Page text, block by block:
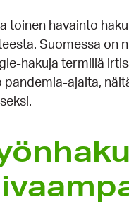
toinen havainto
Suomessa on
hakuja termillä
pandemia-ajalta,